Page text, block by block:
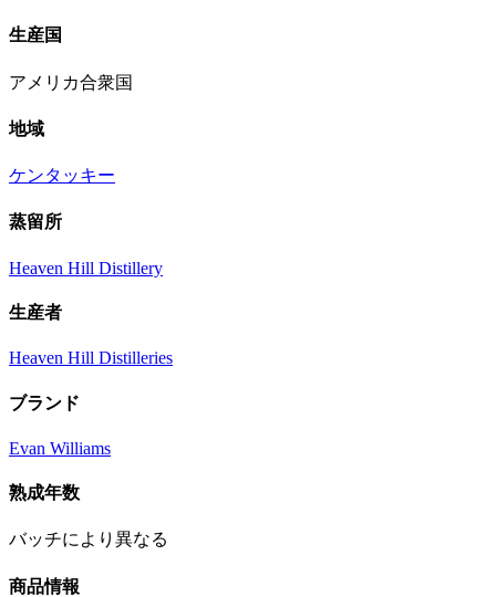
生産国
アメリカ合衆国
地域
ケンタッキー
蒸留所
Heaven Hill Distillery
生産者
Heaven Hill Distilleries
ブランド
Evan Williams
熟成年数
バッチにより異なる
商品情報